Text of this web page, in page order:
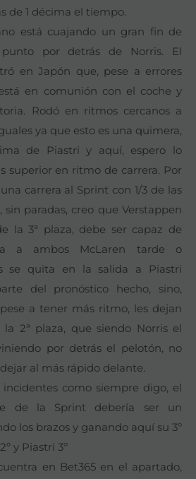
de 1 décima el tiempo.
está cuajando un gran fin de
por detrás de Norris. El
en Japón que, pese a errores
en comunión con el coche y
Rodó en ritmos cercanos a
ya que esto es una quimera,
de Piastri y aquí, espero lo
superior en ritmo de carrera. Por
carrera al Sprint con 1/3 de las
paradas, creo que Verstappen
la 3ª plaza, debe ser capaz de
a ambos McLaren tarde o
se quita en la salida a Piastri
del pronóstico hecho, sino,
a tener más ritmo, les dejan
2ª plaza, que siendo Norris el
por detrás el pelotón, no
al más rápido delante.
como siempre digo, el
de la Sprint debería ser un
los brazos y ganando aquí su 3º
y Piastri 3º
en Bet365 en el apartado,